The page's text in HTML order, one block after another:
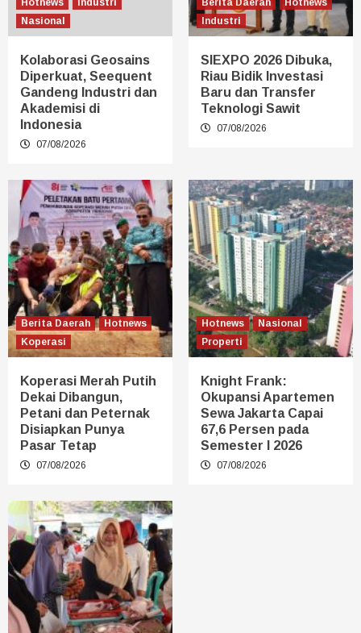
Hotnews
Industri
Nasional
Kolaborasi Geosains
Diperkuat, Seequent
Gandeng Industri dan
Akademisi di
Indonesia
07/08/2026
Berita Daerah
Hotnews
Industri
SIEXPO 2026 Dibuka,
Riau Bidik Investasi
Baru dan Transfer
Teknologi Sawit
07/08/2026
Berita Daerah
Hotnews
Koperasi
Koperasi Merah Putih
Dekai Dibangun,
Petani dan Peternak
Disiapkan Punya
Pasar Tetap
07/08/2026
Hotnews
Nasional
Properti
Knight Frank:
Okupansi Apartemen
Sewa Jakarta Capai
67,6 Persen pada
Semester I 2026
07/08/2026